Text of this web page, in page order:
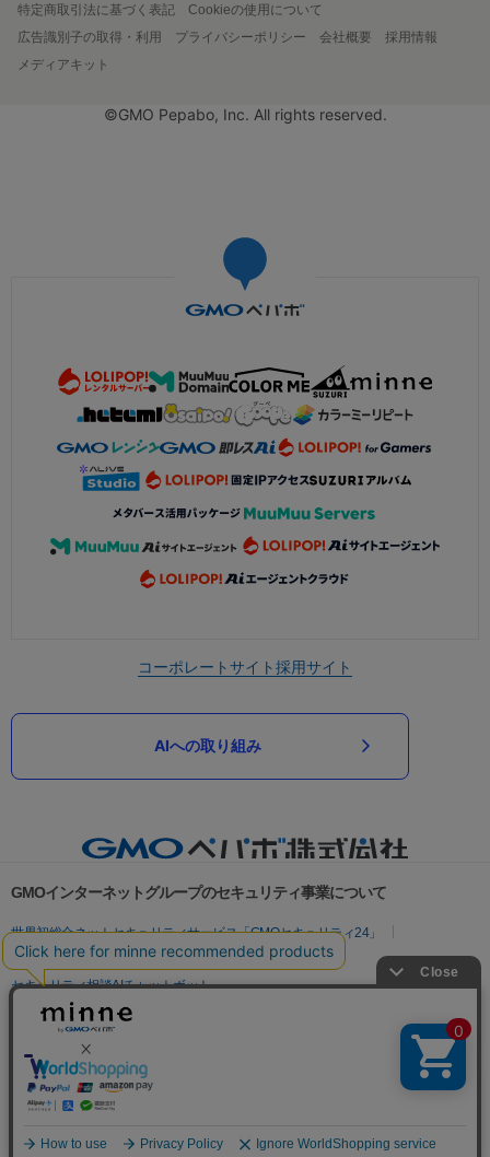
特定商取引法に基づく表記
Cookieの使用について
広告識別子の取得・利用
プライバシーポリシー 会社概要
採用情報
メディアキット
©GMO Pepabo, Inc. All rights reserved.
コーポレートサイト採用サイト
AIへの取り組み
GMOインターネットグループのセキュリティ事業について
世界初総合ネットセキュリティサービス「GMOセキュリティ24」
パスワード漏洩診断
Webサイトリスク診断
セキュリティ相談AIチャットボット
実在証明・盗聴対策
サイバー攻撃対策（GMO Flatt Security）
セキュリティ事業の軌跡